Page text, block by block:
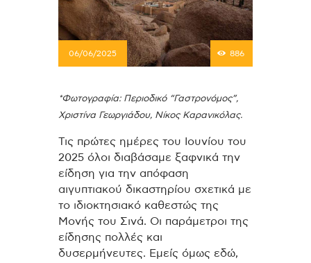
06/06/2025 886
*Φωτογραφία: Περιοδικό “Γαστρονόμος”,
Χριστίνα Γεωργιάδου, Νίκος Καρανικόλας.
Τις πρώτες ημέρες του Ιουνίου του
2025 όλοι διαβάσαμε ξαφνικά την
είδηση για την απόφαση
αιγυπτιακού δικαστηρίου σχετικά με
το ιδιοκτησιακό καθεστώς της
Μονής του Σινά. Οι παράμετροι της
είδησης πολλές και
δυσερμήνευτες. Εμείς όμως εδώ,